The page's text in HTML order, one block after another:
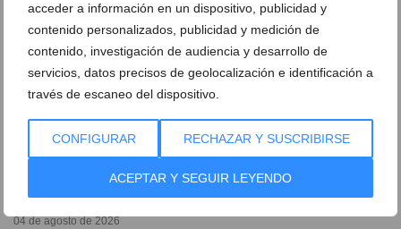
acceder a información en un dispositivo, publicidad y
contenido personalizados, publicidad y medición de
contenido, investigación de audiencia y desarrollo de
servicios, datos precisos de geolocalización e identificación a
través de escaneo del dispositivo.
CONFIGURAR RECHAZAR Y SUSCRIBIRSE
ACEPTAR Y SEGUIR LEYENDO
El velero varado en el Primer Montañar de Xàbia
podrá ser retirado tras recibir la autorización de
Costas
04 de agosto de 2026